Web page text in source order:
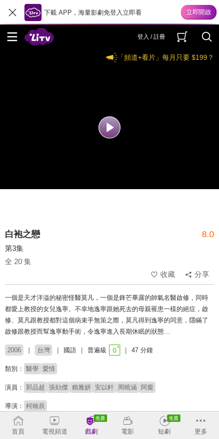
下載 APP，海量影劇免登入立即看
登入 / 註冊
「頻道+看片」每月只要 $199？
白袍之戀 8.0
第3集
全 20 集
收藏
分享
一個是天才洋溢的秘密怪醫莫凡，一個是鋒芒畢露的帥氣名醫啟修，同時
都愛上教授的女兒逸寧。不幸地逸寧跟她死去的母親罹患一樣的絕症，啟
修、莫凡跟教授都對這個病束手無策之際，莫凡得到逸寧的同意，隱瞞了
啟修跟教授而幫逸寧動手術，令逸寧進入長期休眠的狀態…
2006 台灣 國語 普遍級 47 分鐘
類別： 醫學 愛情
演員： 郭品超 張勛傑 賴雅妍 安以軒 周曉涵 阿龐
導演： 柯翰辰
首頁 電視頻道 戲劇 電影 短劇 更多